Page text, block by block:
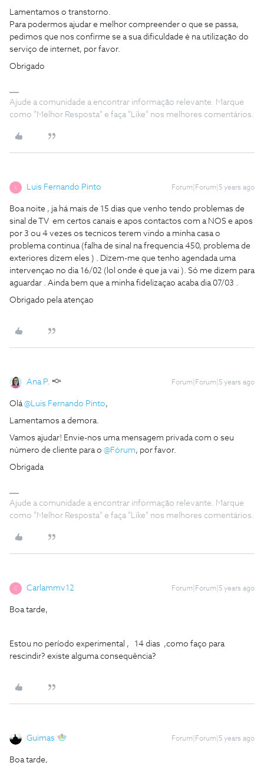
Lamentamos o transtorno.
Para podermos ajudar e melhor compreender o que se passa,
pedimos que nos confirme se a sua dificuldade é na utilização do
serviço de internet, por favor.
Obrigado
Ajude a comunidade a encontrar informação relevante. Marque
como "Melhor Resposta" e faça "Like" nos melhores comentários.
Luis Fernando Pinto Forum|Forum|5 years ago
Boa noite , ja há mais de 15 dias que venho tendo problemas de
sinal de TV em certos canais e apos contactos com a NOS e apos
por 3 ou 4 vezes os tecnicos terem vindo a minha casa o
problema continua (falha de sinal na frequencia 450, problema de
exteriores dizem eles ) . Dizem-me que tenho agendada uma
intervençao no dia 16/02 (lol onde é que ja vai ). Só me dizem para
aguardar . Ainda bem que a minha fidelizaçao acaba dia 07/03 .
Obrigado pela atençao
Ana P. Forum|Forum|5 years ago
Olá@Luis Fernando Pinto,
Lamentamos a demora.
Vamos ajudar! Envie-nos uma mensagem privada com o seu
número de cliente para o @Fórum, por favor.
Obrigada
Ajude a comunidade a encontrar informação relevante. Marque
como "Melhor Resposta" e faça "Like" nos melhores comentários.
C Carlammv12 Forum|Forum|5 years ago
Boa tarde,
Estou no período experimental , 14 dias ,como faço para
rescindir? existe alguma consequência?
Guimas Forum|Forum|5 years ago
Boa tarde,